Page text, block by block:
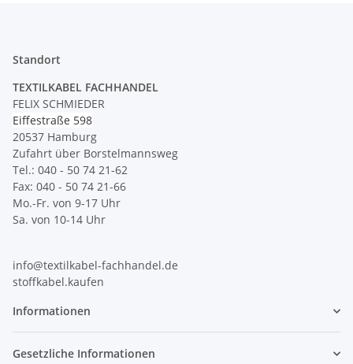
Standort
TEXTILKABEL FACHHANDEL
FELIX SCHMIEDER
Eiffestraße 598
20537 Hamburg
Zufahrt über Borstelmannsweg
Tel.: 040 - 50 74 21-62
Fax: 040 - 50 74 21-66
Mo.-Fr. von 9-17 Uhr
Sa. von 10-14 Uhr
info@textilkabel-fachhandel.de
stoffkabel.kaufen
Informationen
Gesetzliche Informationen